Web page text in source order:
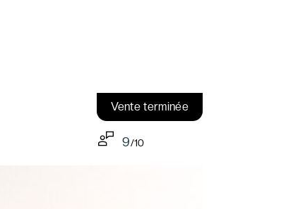
Vente terminée
9/10